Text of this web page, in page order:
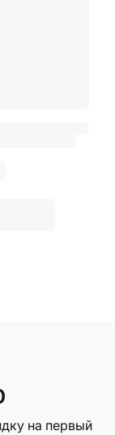
на первый